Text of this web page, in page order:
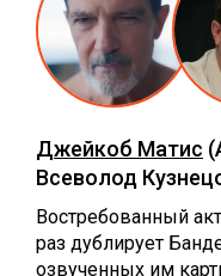
Джейкоб Матис
Всеволод
Востребованный
раз дублирует
озвученных им